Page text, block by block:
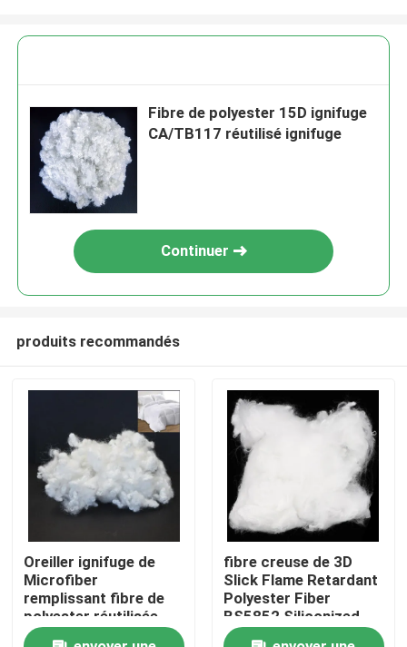
Aperçu
Fibre de polyester 15D ignifuge
CA/TB117 réutilisé ignifuge
Continuer
produits recommandés
Oreiller ignifuge de
Microfiber
remplissant fibre de
polyester réutilisée
par 32mm
fibre creuse de 3D
Slick Flame Retardant
Polyester Fiber
BS5852 Siliconized